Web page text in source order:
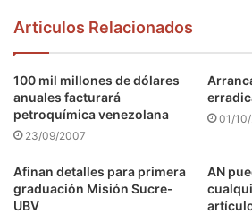
Articulos Relacionados
100 mil millones de dólares
anuales facturará
petroquímica venezolana
23/09/2007
01/
Afinan detalles para primera
graduación Misión Sucre-
UBV
AN